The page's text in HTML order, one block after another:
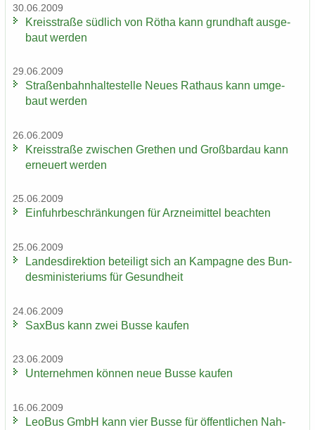
30.06.2009
Kreis­stra­ße süd­lich von Rötha kann grund­haft aus­ge­
baut wer­den
29.06.2009
Stra­ßen­bahn­hal­te­stel­le Neues Rat­haus kann um­ge­
baut wer­den
26.06.2009
Kreis­stra­ße zwi­schen Gre­then und Groß­bardau kann
er­neu­ert wer­den
25.06.2009
Ein­fuhr­be­schrän­kun­gen für Arz­nei­mit­tel be­ach­ten
25.06.2009
Lan­des­di­rek­ti­on be­tei­ligt sich an Kam­pa­gne des Bun­
des­mi­nis­te­ri­ums für Ge­sund­heit
24.06.2009
Sax­Bus kann zwei Busse kau­fen
23.06.2009
Un­ter­neh­men kön­nen neue Busse kau­fen
16.06.2009
LeoBus GmbH kann vier Busse für öf­fent­li­chen Nah­